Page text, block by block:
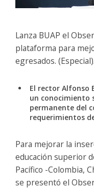
Lanza BUAP el
plataforma para
egresados. (Especial).
El rector Alfonso
un conocimiento
permanente del
requerimientos
Para mejorar la
educación superior
Pacífico -Colombia,
se presentó el